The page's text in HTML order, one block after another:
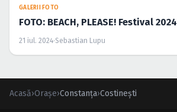
GALERII FOTO
FOTO: BEACH, PLEASE! Festival 2024
21 iul. 2024·Sebastian Lupu
Acasă›Orașe›Constanța›Costineşti